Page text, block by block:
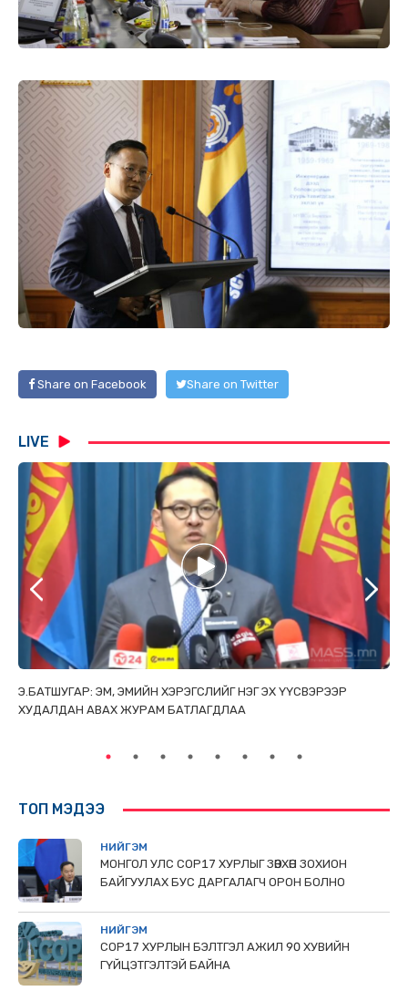
Share on Facebook Share on Twitter
LIVE
Э.БАТШУГАР: ЭМ, ЭМИЙН ХЭРЭГСЛИЙГ НЭГ ЭХ ҮҮСВЭРЭЭР
ХУДАЛДАН АВАХ ЖУРАМ БАТЛАГДЛАА
ТОП МЭДЭЭ
НИЙГЭМ
МОНГОЛ УЛС СОР17 ХУРЛЫГ ЗӨВХӨН ЗОХИОН
БАЙГУУЛАХ БУС ДАРГАЛАГЧ ОРОН БОЛНО
НИЙГЭМ
COP17 ХУРЛЫН БЭЛТГЭЛ АЖИЛ 90 ХУВИЙН
ГҮЙЦЭТГЭЛТЭЙ БАЙНА